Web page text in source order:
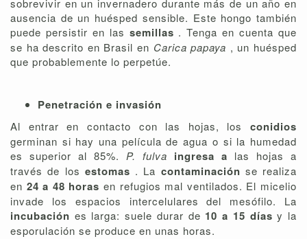
sobrevivir en un invernadero durante más de un año en
ausencia de un huésped sensible. Este hongo también
puede persistir en las semillas . Tenga en cuenta que
se ha descrito en Brasil en Carica papaya , un huésped
que probablemente lo perpetúe.
Penetración e invasión
Al entrar en contacto con las hojas, los conidios
germinan si hay una película de agua o si la humedad
es superior al 85%. P. fulva ingresa a las hojas a
través de los estomas . La contaminación se realiza
en 24 a 48 horasen refugios mal ventilados. El micelio
invade los espacios intercelulares del mesófilo. La
incubación es larga: suele durar de 10 a 15 díasy la
esporulación se produce en unas horas.